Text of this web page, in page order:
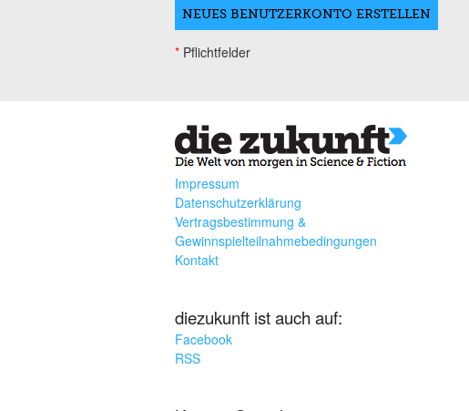
* Pflichtfelder
Impressum
Datenschutzerklärung
Vertragsbestimmung &
Gewinnspielteilnahmebedingungen
Kontakt
diezukunft ist auch auf:
Facebook
RSS